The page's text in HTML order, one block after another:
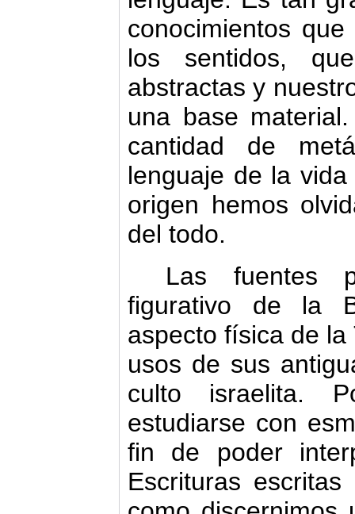
conocimientos
los sentidos,
abstractas y
una base
cantidad de
lenguaje de la
origen hemos
del todo.
Las fuentes
figurativo de la
aspecto física de
usos de sus
culto israelita.
estudiarse con
fin de poder
Escrituras